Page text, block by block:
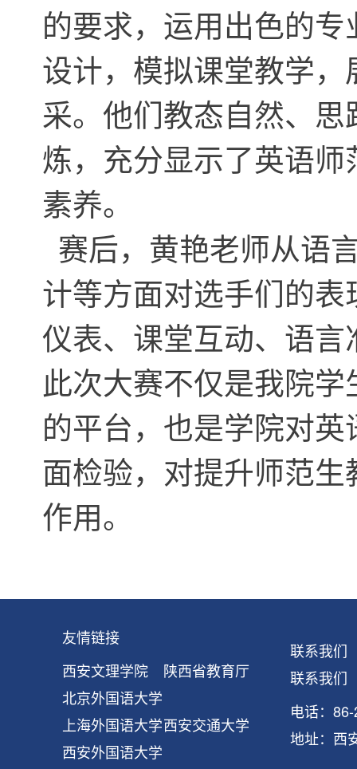
的要求，运用出色的
设计，模拟课堂教学
采。他们教态自然、
炼，充分显示了英语
素养。
赛后，黄艳老师从语
计等方面对选手们的
仪表、课堂互动、语
此次大赛不仅是我院
的平台，也是学院对
面检验，对提升师范
作用。
友情链接
西安文理学院
陕西省教育厅
北京外国语大学
上海外国语大学西安交通大学
西安外国语大学
联系我们
联系我们
电话：
地址：西